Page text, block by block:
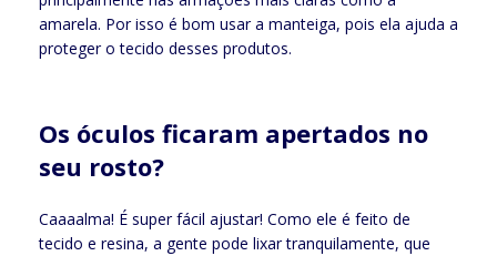
amarela. Por isso é bom usar a manteiga, pois ela ajuda a
proteger o tecido desses produtos.
Os óculos ficaram apertados no
seu rosto?
Caaaalma! É super fácil ajustar! Como ele é feito de
tecido e resina, a gente pode lixar tranquilamente, que